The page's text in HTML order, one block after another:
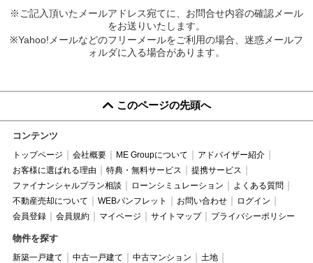
※ご記入頂いたメールアドレス宛てに、お問合せ内容の確認メール
をお送りいたします。
※Yahoo!メールなどのフリーメールをご利用の場合、迷惑メールフ
ォルダに入る場合があります。
このページの先頭へ
コンテンツ
トップページ 会社概要 ME Groupについて
アドバイザー紹介
お客様に選ばれる理由
特典・無料サービス
提携サービス
ファイナンシャルプラン相談
ローンシミュレーション
よくある質問
不動産売却について
WEBパンフレット お問い合わせ
ログイン
会員登録
会員規約 マイページ サイトマップ プライバシーポリシー
物件を探す
新築一戸建て 中古一戸建て 中古マンション
土地